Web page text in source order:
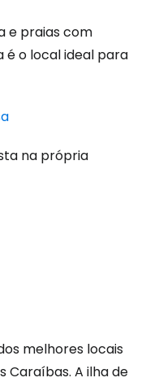
e praias com
é o local ideal para
na própria
melhores locais
Caraíbas. A ilha de